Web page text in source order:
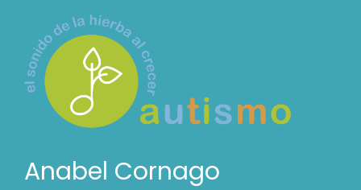
Anabel Cornago